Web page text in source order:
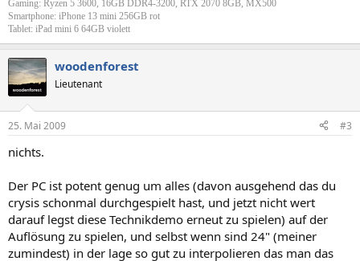
Gaming: Ryzen 5 3600, 16GB DDR4-3200, RTX 2070 8GB, MX500
Smartphone: iPhone 13 mini 256GB rot
Tablet: iPad mini 6 64GB violett
woodenforest
Lieutenant
25. Mai 2009 #3
nichts.
Der PC ist potent genug um alles (davon ausgehend das du
crysis schonmal durchgespielt hast, und jetzt nicht wert
darauf legst diese Technikdemo erneut zu spielen) auf der
Auflösung zu spielen, und selbst wenn sind 24" (meiner
zumindest) in der lage so gut zu interpolieren das man das